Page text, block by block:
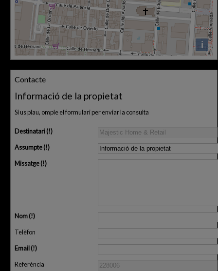
i
Contacte
Informació de la propietat
Si us plau, omple el formulari per enviar la consulta
Destinatari
Assumpte
Missatge
Nom
Telèfon
Email
Referència